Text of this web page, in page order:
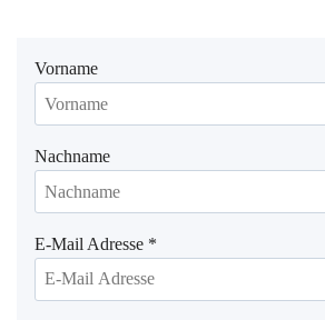
Vorname
Nachname
E-Mail Adresse *